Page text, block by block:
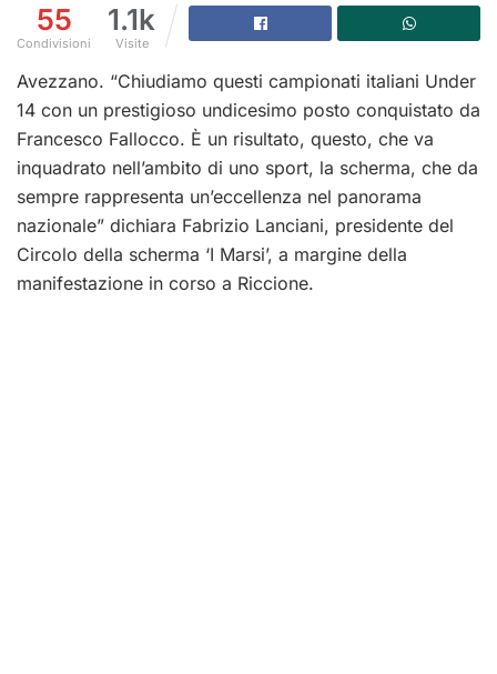
55
Condivisioni
1.1k
Visite
Avezzano. “Chiudiamo questi campionati italiani Under
14 con un prestigioso undicesimo posto conquistato da
Francesco Fallocco. È un risultato, questo, che va
inquadrato nell’ambito di uno sport, la scherma, che da
sempre rappresenta un’eccellenza nel panorama
nazionale” dichiara Fabrizio Lanciani, presidente del
Circolo della scherma ‘I Marsi’, a margine della
manifestazione in corso a Riccione.